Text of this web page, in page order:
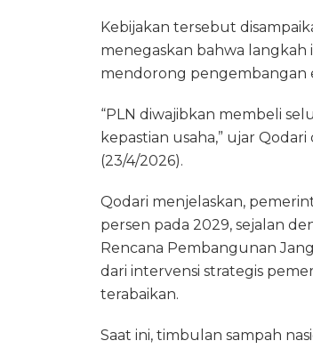
o
o
p
p
ms
Kebijakan tersebut
menegaskan bahwa
mendorong pengembangan
“PLN diwajibkan membeli
kepastian usaha,” ujar
(23/4/2026).
Qodari menjelaskan,
persen pada 2029, sejalan
Rencana Pembangunan
dari intervensi strategis
terabaikan.
Saat ini, timbulan sampah